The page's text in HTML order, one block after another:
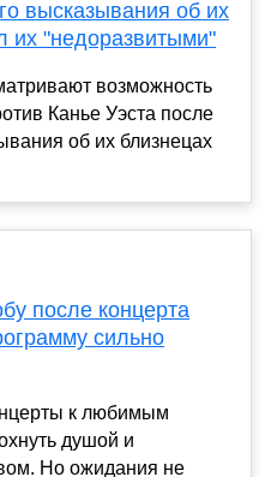
высказывания об их
их "недоразвитыми"
возможность
Канье Уэста после
об их близнецах
после концерта
сильно
к любимым
душой и
Но ожидания не